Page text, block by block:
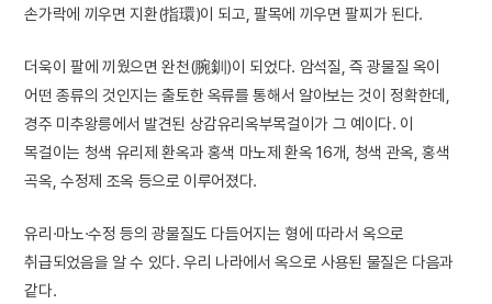
손가락에 끼우면 지환(指環)이 되고, 팔목에 끼우면 팔찌가 된다.
더욱이 팔에 끼웠으면 완천(腕釧)이 되었다. 암석질, 즉 광물질 옥이
어떤 종류의 것인지는 출토한 옥류를 통해서 알아보는 것이 정확한데,
경주 미추왕릉에서 발견된 상감유리옥부목걸이가 그 예이다. 이
목걸이는 청색 유리제 환옥과 홍색 마노제 환옥 16개, 청색 관옥, 홍색
곡옥, 수정제 조옥 등으로 이루어졌다.
유리·마노·수정 등의 광물질도 다듬어지는 형에 따라서 옥으로
취급되었음을 알 수 있다. 우리 나라에서 옥으로 사용된 물질은 다음과
같다.